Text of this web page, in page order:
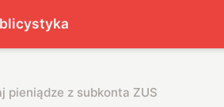
pieniądze z subkonta ZUS